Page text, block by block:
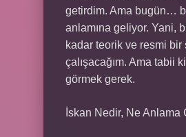
getirdim. Ama bugün…
anlamına geliyor. Yani,
kadar teorik ve resmi
çalışacağım. Ama tabii
görmek gerek.
İskan Nedir, Ne Anlama